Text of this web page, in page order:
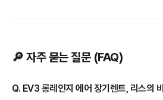
🔎 자주 묻는 질문 (FAQ)
Q. EV3 롱레인지 에어 장기렌트, 리스의